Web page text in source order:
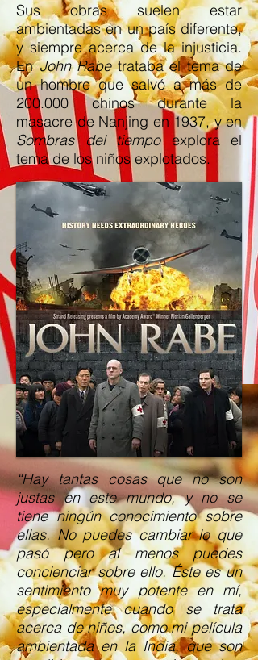
Sus obras suelen estar
ambientadas en un país diferente,
y siempre acerca de la injusticia.
EnJohn Rabetrataba el tema de
un hombre que salvó a más de
200.000 chinos durante la
masacre de Nanjing en 1937, y en
Sombras del tiempoexplora el
tema de los niños explotados.
“Hay tantas cosas que no son
justas en este mundo, y no se
tiene ningún conocimiento sobre
ellas. No puedes cambiar lo que
pasó pero al menos puedes
concienciar sobre ello. Éste es un
sentimiento muy potente en mí,
especialmente cuando se trata
acerca de niños, como mi película
ambientada en la India, que son